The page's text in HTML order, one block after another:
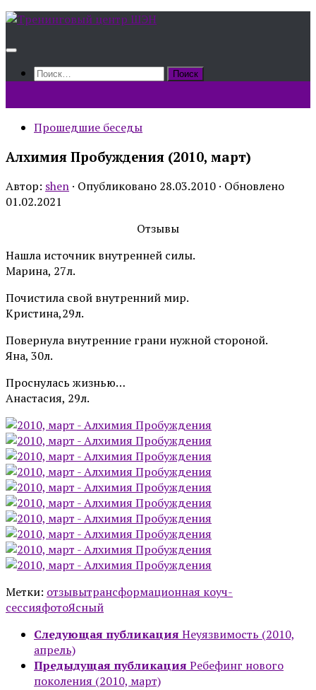
Skip
content
Найти:
Прошедшие беседы
Алхимия Пробуждения (2010, март)
Автор: shen · Опубликовано 28.03.2010 · Обновлено
01.02.2021
Отзывы
Нашла источник внутренней силы.
Марина, 27л.
Почистила свой внутренний мир.
Кристина,29л.
Повернула внутренние грани нужной стороной.
Яна, 30л.
Проснулась жизнью…
Анастасия, 29л.
Метки: отзывытрансформационная коуч-
сессияфотоЯсный
Следующая публикация Неуязвимость (2010,
апрель)
Предыдущая публикация Ребефинг нового
поколения (2010, март)